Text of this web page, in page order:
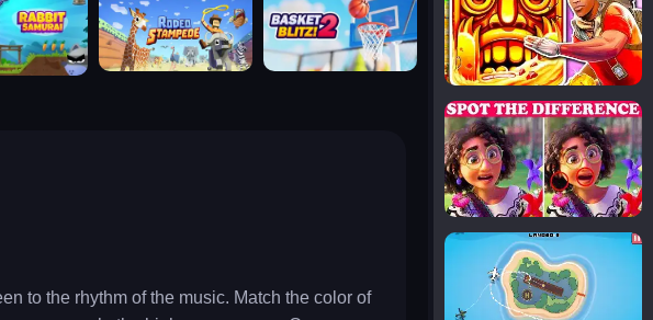
to the rhythm of the music. Match the color of
spot the differences
silly sky